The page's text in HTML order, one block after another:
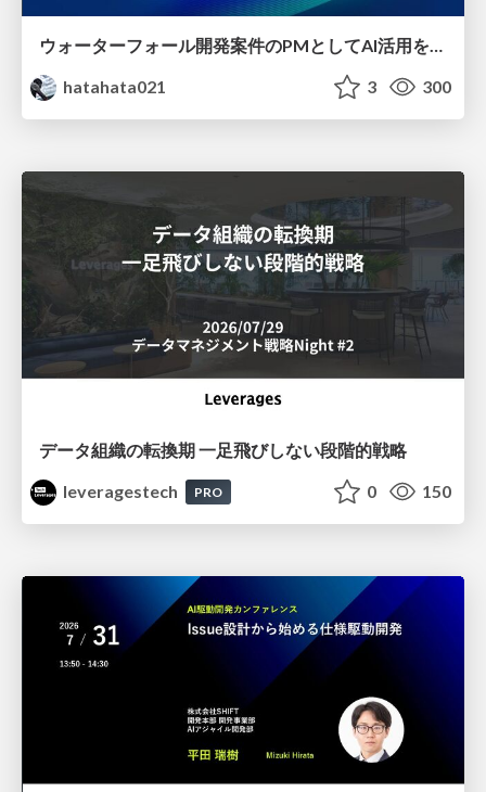
ウォーターフォール開発案件のPMとしてAI活用を模索している話
hatahata021
3 300
データ組織の転換期 一足飛びしない段階的戦略
leveragestech
PRO 0 150